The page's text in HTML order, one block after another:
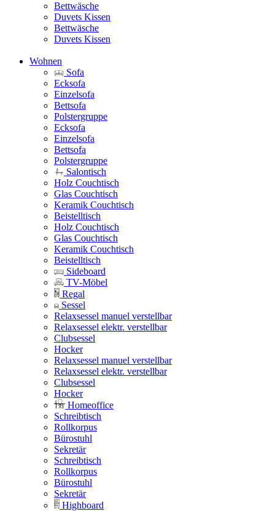
Bettwäsche
Duvets Kissen
Bettwäsche
Duvets Kissen
Wohnen
Sofa
Ecksofa
Einzelsofa
Bettsofa
Polstergruppe
Ecksofa
Einzelsofa
Bettsofa
Polstergruppe
Salontisch
Holz Couchtisch
Glas Couchtisch
Keramik Couchtisch
Beistelltisch
Holz Couchtisch
Glas Couchtisch
Keramik Couchtisch
Beistelltisch
Sideboard
TV-Möbel
Regal
Sessel
Relaxsessel manuel verstellbar
Relaxsessel elektr. verstellbar
Clubsessel
Hocker
Relaxsessel manuel verstellbar
Relaxsessel elektr. verstellbar
Clubsessel
Hocker
Homeoffice
Schreibtisch
Rollkorpus
Bürostuhl
Sekretär
Schreibtisch
Rollkorpus
Bürostuhl
Sekretär
Highboard